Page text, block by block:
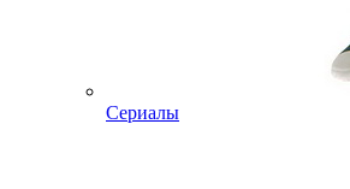
Сериалы